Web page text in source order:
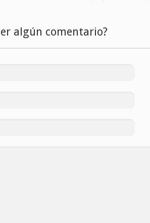
algún comentario?